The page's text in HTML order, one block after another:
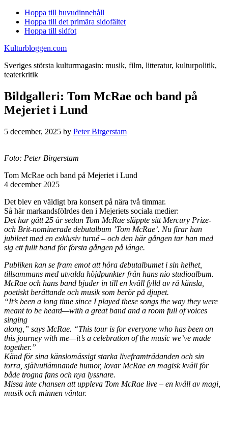
Hoppa till huvudinnehåll
Hoppa till det primära sidofältet
Hoppa till sidfot
Kulturbloggen.com
Sveriges största kulturmagasin: musik, film, litteratur, kulturpolitik,
teaterkritik
Bildgalleri: Tom McRae och band på
Mejeriet i Lund
5 december, 2025 by Peter Birgerstam
Foto: Peter Birgerstam
Tom McRae och band på Mejeriet i Lund
4 december 2025
Det blev en väldigt bra konsert på nära två timmar.
Så här markandsfölrdes den i Mejeriets sociala medier:
Det har gått 25 år sedan Tom McRae släppte sitt Mercury Prize-
och Brit-nominerade debutalbum ’Tom McRae’. Nu firar han
jubileet med en exklusiv turné – och den här gången tar han med
sig ett fullt band för första gången på länge.
Publiken kan se fram emot att höra debutalbumet i sin helhet,
tillsammans med utvalda höjdpunkter från hans nio studioalbum.
McRae och hans band bjuder in till en kväll fylld av rå känsla,
poetiskt berättande och musik som berör på djupet.
“It’s been a long time since I played these songs the way they were
meant to be heard—with a great band and a room full of voices
singing
along,” says McRae. “This tour is for everyone who has been on
this journey with me—it’s a celebration of the music we’ve made
together.”
Känd för sina känslomässigt starka liveframträdanden och sin
torra, självutlämnande humor, lovar McRae en magisk kväll för
både trogna fans och nya lyssnare.
Missa inte chansen att uppleva Tom McRae live – en kväll av magi,
musik och minnen väntar.